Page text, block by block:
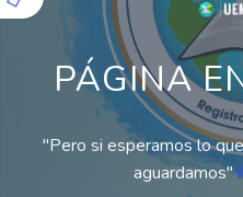
PÁGINA
"Pero si esperamos lo
aguardamos"